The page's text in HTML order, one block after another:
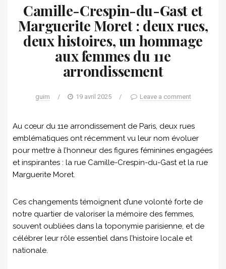
Camille-Crespin-du-Gast et
Marguerite Moret : deux rues,
deux histoires, un hommage
aux femmes du 11e
arrondissement
guim / 19 avril 2025 / Leave a comment
Au cœur du 11e arrondissement de Paris, deux rues
emblématiques ont récemment vu leur nom évoluer
pour mettre à l’honneur des figures féminines engagées
et inspirantes : la rue Camille-Crespin-du-Gast et la rue
Marguerite Moret.
Ces changements témoignent d’une volonté forte de
notre quartier de valoriser la mémoire des femmes,
souvent oubliées dans la toponymie parisienne, et de
célébrer leur rôle essentiel dans l’histoire locale et
nationale.